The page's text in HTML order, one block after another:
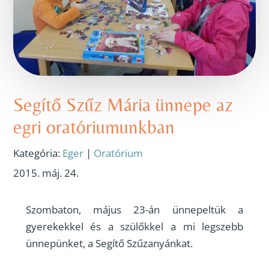
Segítő Szűz Mária ünnepe az
egri oratóriumunkban
Kategória: Eger | Oratórium
2015. máj. 24.
Szombaton, május 23-án ünnepeltük a
gyerekekkel és a szülőkkel a mi legszebb
ünnepünket, a Segítő Szűzanyánkat.